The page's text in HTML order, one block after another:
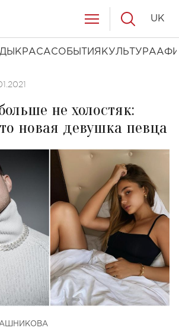
КРАСАСОБЫТИЯ КУЛЬТУРА
UK
не холостяк:
новая девушка певца